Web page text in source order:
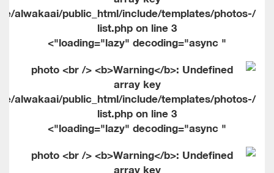
alwakaai/public_html/include/templates/photos-
list.php on line3
" loading="lazy" decoding="async">
alwakaai/public_html/include/templates/photos-
list.php on line3
" loading="lazy" decoding="async">